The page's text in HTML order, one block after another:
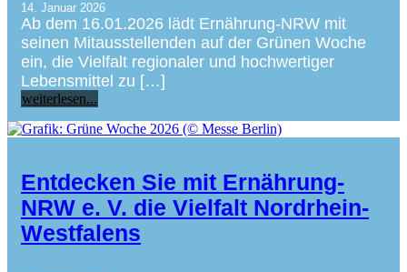
14. Januar 2026
Ab dem 16.01.2026 lädt Ernährung-NRW mit
seinen Mitausstellenden auf der Grünen Woche
ein, die Vielfalt regionaler und hochwertiger
Lebensmittel zu […]
weiterlesen...
Entdecken Sie mit Ernährung-
NRW e. V. die Vielfalt Nordrhein-
Westfalens